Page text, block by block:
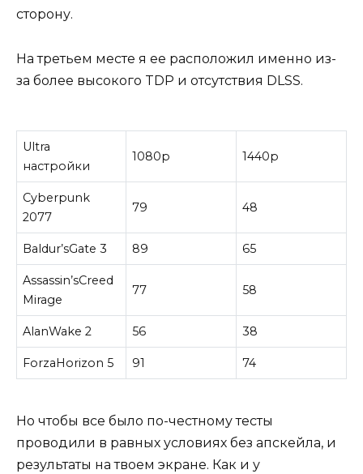
сторону.
На третьем месте я ее расположил именно из-
за более высокого TDP и отсутствия DLSS.
Ultra
настройки
1080р 1440р
Cyberpunk
2077
79 48
Baldur’sGate 3 89 65
Assassin’sCreed
Mirage
77 58
AlanWake 2 56 38
ForzaHorizon 5 91 74
Но чтобы все было по-честному тесты
проводили в равных условиях без апскейла, и
результаты на твоем экране. Как и у